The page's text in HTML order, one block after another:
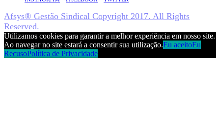
Afsys® Gestão Sindical Copyright 2017. All Rights
Reserved.
Utilizamos cookies para garantir a melhor experiência em nosso site.
Ao navegar no site estará a consentir sua utilização.Eu aceitoEu
RecusoPolítica de Privacidade